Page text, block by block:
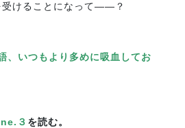
受けることになって――？
いつもより多めに吸血してお
３ を読む。